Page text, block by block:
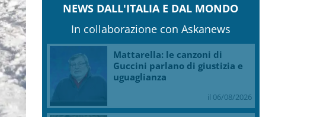
NEWS DALL'ITALIA E DAL MONDO
In collaborazione con Askanews
Mattarella: le canzoni di
Guccini parlano di giustizia e
uguaglianza
il 06/08/2026